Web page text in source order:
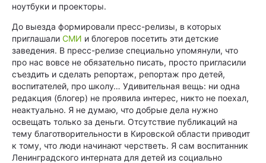
ноутбуки и проекторы.
До выезда формировали пресс-релизы, в которых
приглашали СМИ и блогеров посетить эти детские
заведения. В пресс-релизе специально упомянули, что
про нас вовсе не обязательно писать, просто пригласили
съездить и сделать репортаж, репортаж про детей,
воспитателей, про школу… Удивительная вещь: ни одна
редакция (блогер) не проявила интерес, никто не поехал,
неактуально. Я не думаю, что добрые дела нужно
освещать только за деньги. Отсутствие публикаций на
тему благотворительности в Кировской области приводит
к тому, что люди начинают черстветь. Я сам воспитанник
Ленинградского интерната для детей из социально